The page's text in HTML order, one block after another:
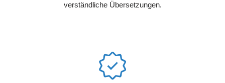
verständliche Übersetzungen.